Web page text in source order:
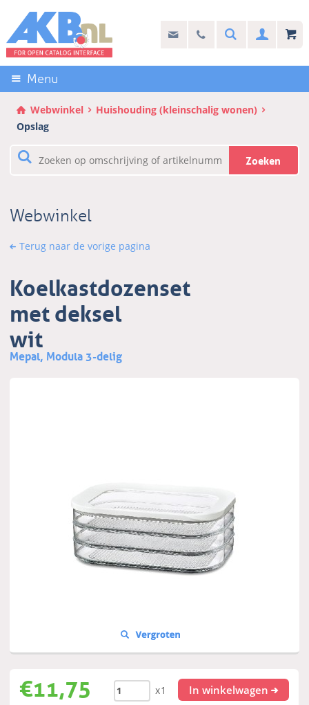
links
over
Direct
naar
de
inhoud
Direct
het
info@akb.nl
Stel uw vraag
030 69 50 814Search
Menu
Webwinkel
Huishouding (kleinschalig wonen)
Opslag
Zoeken
Webwinkel
Terug naar de vorige pagina
Koelkastdozenset
met deksel
wit
Mepal, Modula 3-delig
€11,75 x1 In winkelwagen